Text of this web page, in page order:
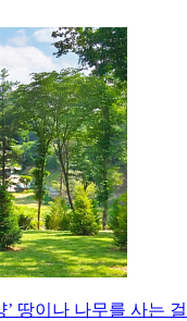
땅이나 나무를 사는